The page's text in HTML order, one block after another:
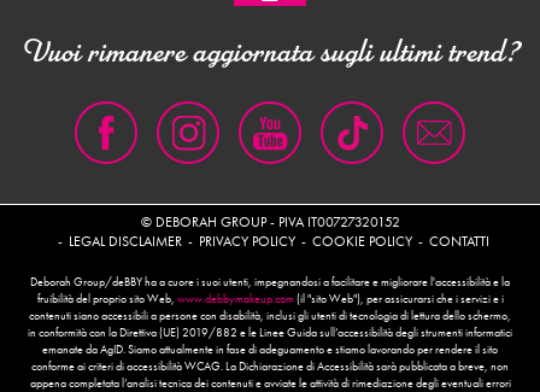
Vuoi rimanere aggiornata sugli ultimi trend?
© DEBORAH GROUP - PIVA IT00727320152
LEGAL DISCLAIMER
PRIVACY POLICY COOKIE POLICY CONTATTI
Deborah Group/deBBY ha a cuore i suoi utenti, impegnandosi a facilitare e migliorare l'accessibilità e la
fruibilità del proprio sito Web, www.debbymakeup.com(il "sito Web"), per assicurarsi che i servizi e i
contenuti siano accessibili a persone con disabilità, inclusi gli utenti di tecnologia di lettura dello schermo,
in conformità con la Direttiva (UE) 2019/882 e le Linee Guida sull’accessibilità degli strumenti informatici
emanate da AgID. Siamo attualmente in fase di adeguamento e stiamo lavorando per rendere il sito
conforme ai criteri di accessibilità WCAG. La Dichiarazione di Accessibilità sarà pubblicata a breve, non
appena completata l’analisi tecnica dei contenuti e avviate le attività di rimediazione degli eventuali errori